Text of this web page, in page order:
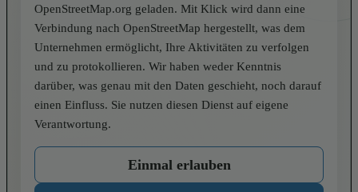
OpenStreetMap.org geladen. Mit Klick wird dann eine
Verbindung nach OpenStreetMap hergestellt, was dem
Unternehmen ermöglicht, Ihre Aktivitäten zu verfolgen
und zu protokollieren. Wir haben weder Kenntnis
darüber, was genau mit den Daten geschieht, noch darauf
einen Einfluss. Sie nutzen diesen Dienst auf eigene
Verantwortung.
Einmal erlauben